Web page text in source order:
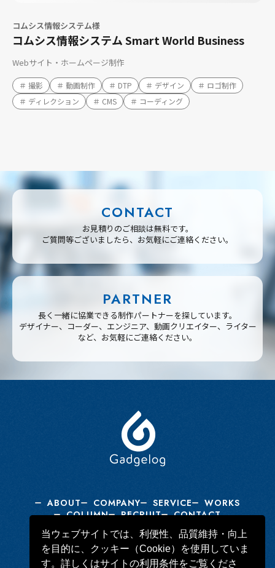
コムシス情報システム様
コムシス情報システム Smart World Business
Webサイト・ホームページ制作
＃ 撮影 ＃ 動画制作 ＃ DTP ＃ デザイン
＃ ロゴ制作
＃ ディレクション
＃ CMS ＃ コーディング
CONTACT
お見積りのご相談は無料です。
ご質問等ございましたら、お気軽にご連絡ください。
PARTNER
長く一緒に協業できる制作パートナーを探しています。
デザイナー、コーダー、エンジニア、動画クリエイター、ライター
など、お気軽にご連絡ください。
ABOUT COMPANY SERVICE
WORKS
COLUMN
RECRUIT CONTACT
Gadgelog Facebook Page
当ウェブサイトでは、利便性、品質維持・向上
を目的に、クッキー（Cookie）を使用していま
す。詳しくはサイトの利用条件をご覧くださ